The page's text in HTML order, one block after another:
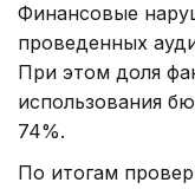
Финансовые
проведенных
При этом доля
использования
74%.
По итогам